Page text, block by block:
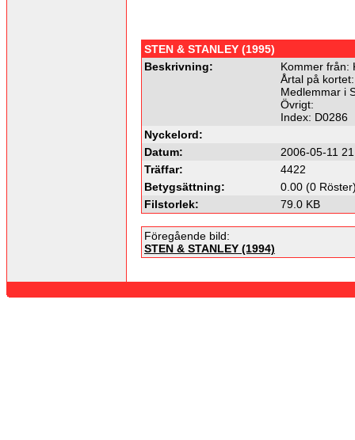
STEN & STANLEY (1995)
Beskrivning:
Kommer från:
Årtal på
Medlemmar i
Övrigt:
Index: D0286
Nyckelord:
Datum:
2006-05-11
Träffar:
4422
Betygsättning:
0.00 (0
Filstorlek:
79.0 KB
Föregående bild:
STEN & STANLEY (1994)